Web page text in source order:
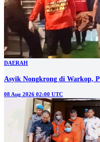
DAERAH
Asyik Nongkrong di Warkop,
08 Aug 2026 02:00 UTC